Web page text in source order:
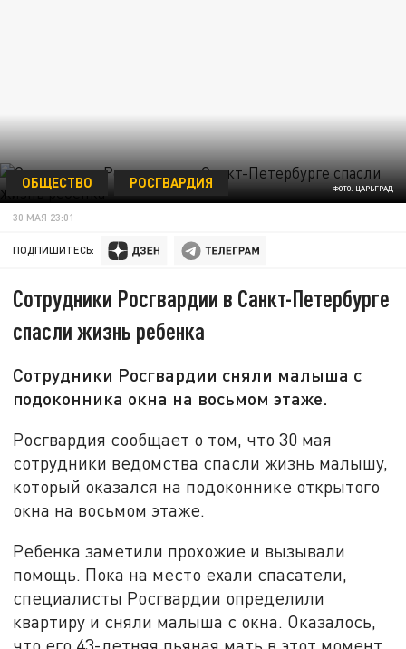
ФОТО: ЦАРЬГРАД
ОБЩЕСТВО РОСГВАРДИЯ
30 МАЯ 23:01
ПОДПИШИТЕСЬ:
Сотрудники Росгвардии в Санкт-Петербурге
спасли жизнь ребенка
Сотрудники Росгвардии сняли малыша с
подоконника окна на восьмом этаже.
Росгвардия сообщает о том, что 30 мая
сотрудники ведомства спасли жизнь малышу,
который оказался на подоконнике открытого
окна на восьмом этаже.
Ребенка заметили прохожие и вызывали
помощь. Пока на место ехали спасатели,
специалисты Росгвардии определили
квартиру и сняли малыша с окна. Оказалось,